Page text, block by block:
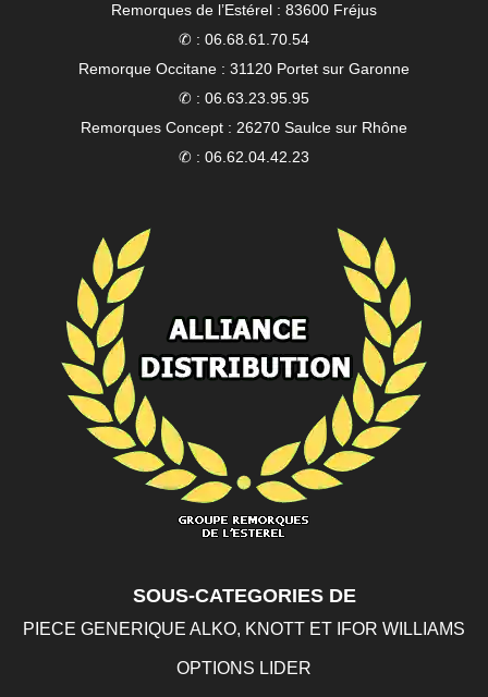
Remorques de l’Estérel : 83600 Fréjus
✆ : 06.68.61.70.54
Remorque Occitane : 31120 Portet sur Garonne
✆ : 06.63.23.95.95
Remorques Concept : 26270 Saulce sur Rhône
✆ : 06.62.04.42.23
SOUS-CATEGORIES DE
PIECE GENERIQUE ALKO, KNOTT ET IFOR WILLIAMS
OPTIONS LIDER